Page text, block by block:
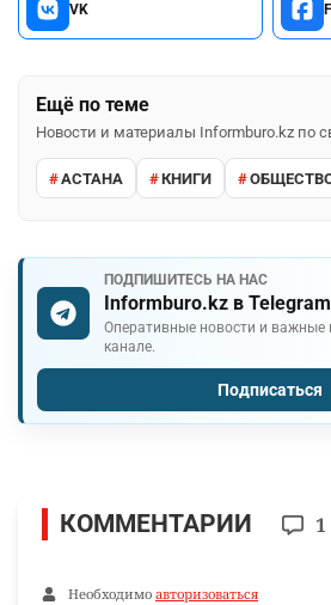
VK
Ещё по теме
Новости и материалы Informburo.kz по
АСТАНА КНИГИ
ПОДПИШИТЕСЬ НА НАС
Informburo.kz в Telegram
Оперативные новости и
канале.
Подписаться
КОММЕНТАРИИ 1
Необходимо авторизоваться